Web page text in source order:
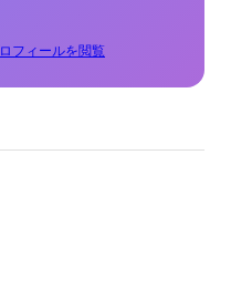
フィールを閲覧